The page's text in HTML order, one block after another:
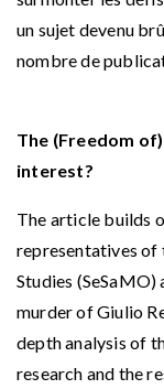
un sujet devenu
nombre de
The (Freedom
interest?
The article builds
representatives of
Studies
murder of Giulio
depth analysis of
research and the